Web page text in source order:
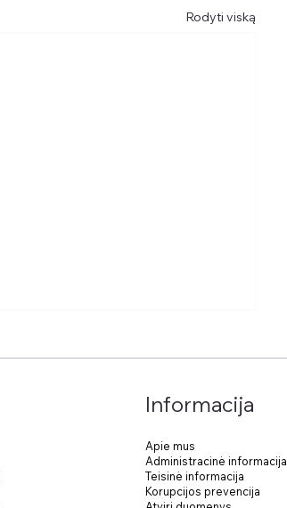
Rodyti viską
Irenos Malmygienės
Informacija
Apie mus
Administracinė informacija
Teisinė informacija
Korupcijos prevencija